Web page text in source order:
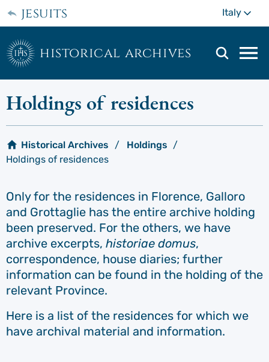
to
main
content
jesuits Italy
historical archives
Holdings of residences
Historical Archives
Holdings
Holdings of residences
Only for the residences in Florence, Galloro
and Grottaglie has the entire archive holding
been preserved. For the others, we have
archive excerpts, historiae domus,
correspondence, house diaries; further
information can be found in the holding of the
relevant Province.
Here is a list of the residences for which we
have archival material and information.